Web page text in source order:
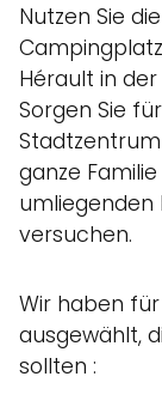
Nutzen Sie
Hérault in der
Sorgen Sie
ganze
umliegenden
versuchen.
Wir haben
ausgewählt,
sollten :